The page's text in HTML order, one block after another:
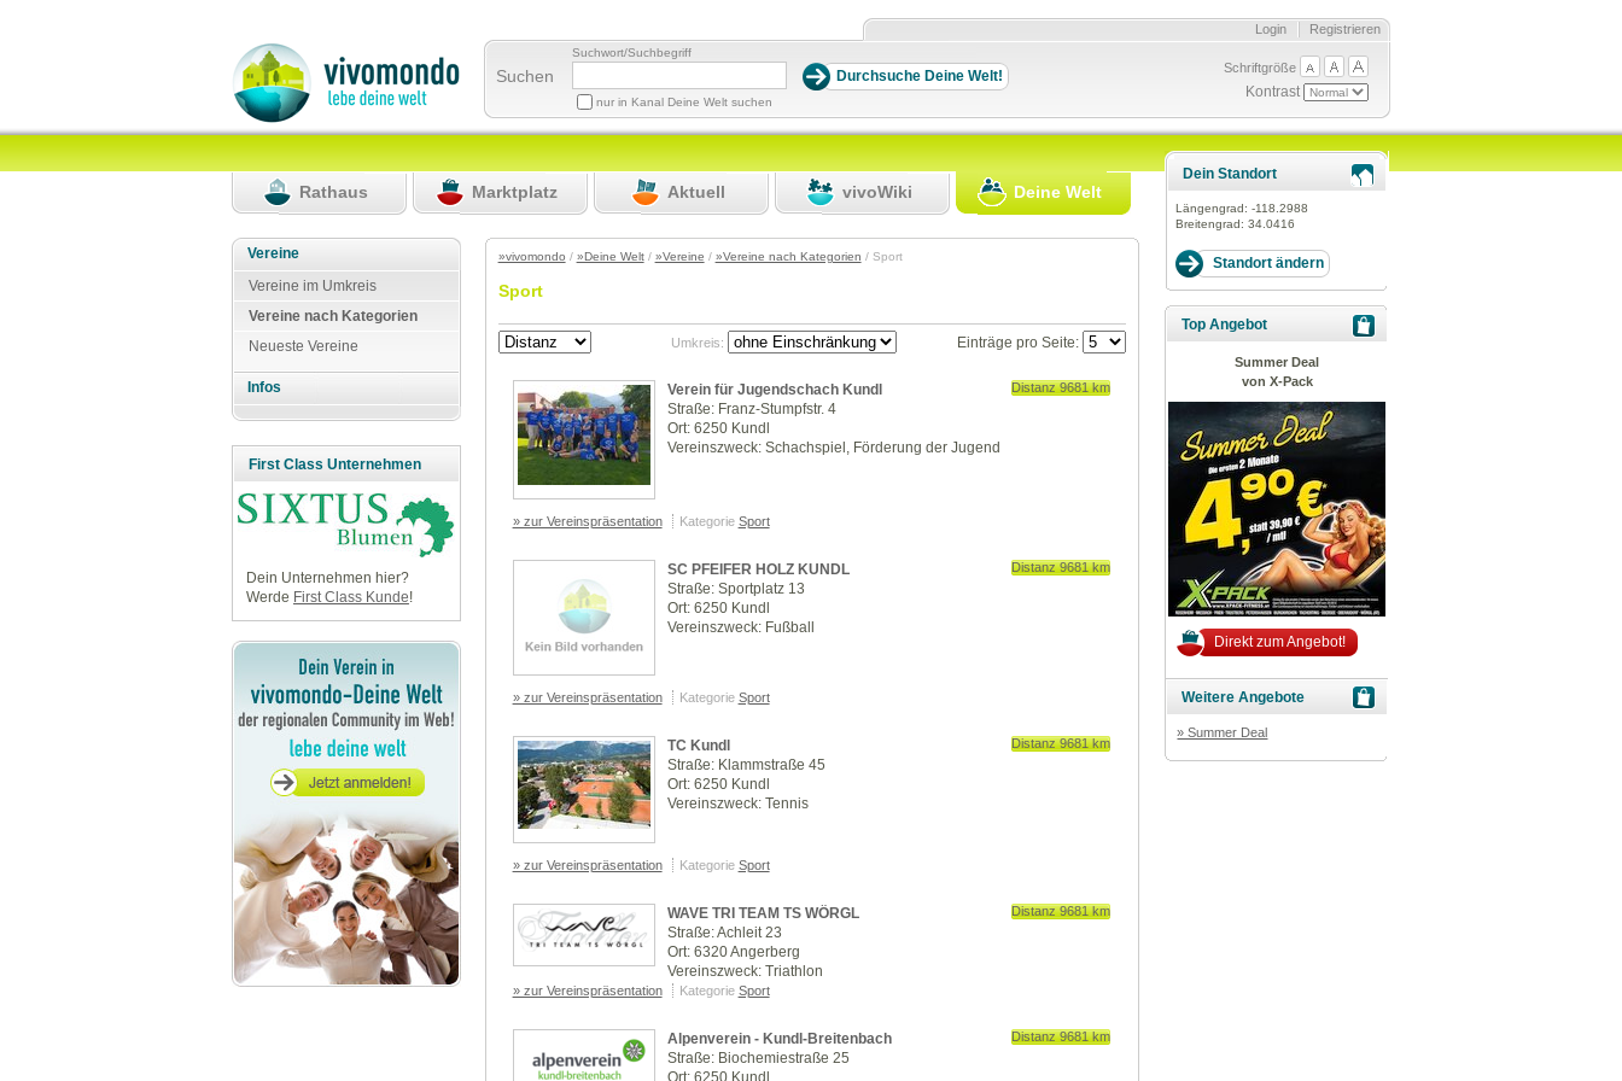
Registrieren
Login
Suchen
Suchwort/Suchbegriff
nur in Kanal Deine Welt suchen
Schriftgröße
Kontrast
Rathaus Marktplatz Aktuell vivoWiki Deine Welt
Vereine
Vereine im Umkreis
Vereine nach Kategorien
Neueste Vereine
Infos
First Class Unternehmen
Dein Unternehmen hier?
Werde First Class Kunde!
»vivomondo / »Deine Welt/ »Vereine / »Vereine nach Kategorien / Sport
Sport
Umkreis: Einträge pro Seite:
Verein für Jugendschach Kundl Distanz 9681 km
Straße: Franz-Stumpfstr. 4
Ort: 6250 Kundl
Vereinszweck: Schachspiel, Förderung der Jugend
» zur Vereinspräsentation Kategorie Sport
SC PFEIFER HOLZ KUNDL Distanz 9681 km
Straße: Sportplatz 13
Ort: 6250 Kundl
Vereinszweck: Fußball
» zur Vereinspräsentation Kategorie Sport
TC Kundl Distanz 9681 km
Straße: Klammstraße 45
Ort: 6250 Kundl
Vereinszweck: Tennis
» zur Vereinspräsentation Kategorie Sport
WAVE TRI TEAM TS WÖRGL Distanz 9681 km
Straße: Achleit 23
Ort: 6320 Angerberg
Vereinszweck: Triathlon
» zur Vereinspräsentation Kategorie Sport
Alpenverein - Kundl-Breitenbach Distanz 9681 km
Straße: Biochemiestraße 25
Dein Standort
Längengrad: -118.2988
Breitengrad: 34.0416
Top Angebot
Summer Deal
von X-Pack
Direkt zum Angebot!
Weitere Angebote
» Summer Deal